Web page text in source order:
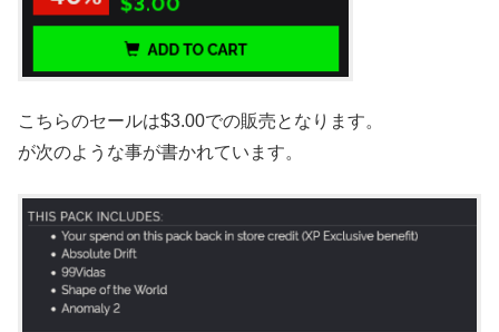
こちらのセールは$3.00での販売となります。
が次のような事が書かれています。